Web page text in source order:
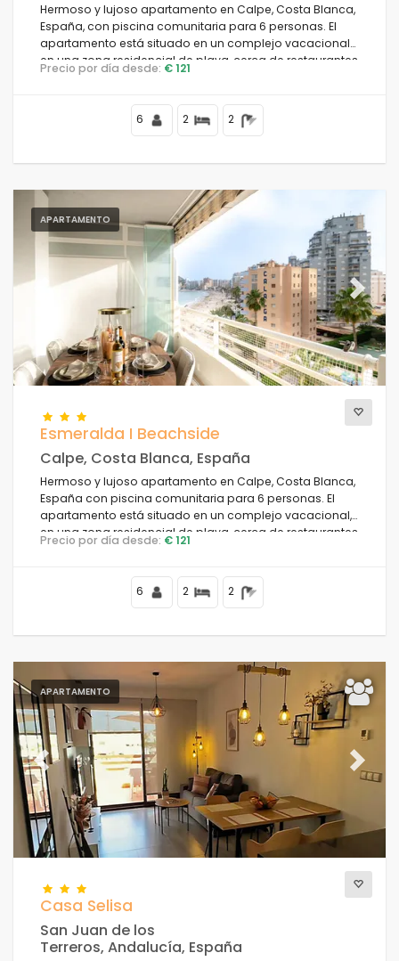
Hermoso y lujoso apartamento en Calpe, Costa Blanca,
España, con piscina comunitaria para 6 personas. El
apartamento está situado en un complejo vacacional
en una zona residencial de playa, cerca de restaurantes
y bares, tiendas y supermercados, a 50 m de la playa
Precio por día desde: € 121
6 2 2
APARTAMENTO
Next
Esmeralda I Beachside
Calpe, Costa Blanca, España
Hermoso y lujoso apartamento en Calpe, Costa Blanca,
España con piscina comunitaria para 6 personas. El
apartamento está situado en un complejo vacacional,
en una zona residencial de playa, cerca de restaurantes
y bares, tiendas y supermercados, a 50 m de la playa
Precio por día desde: € 121
6 2 2
APARTAMENTO
Previous Next
Casa Selisa
San Juan de los
Terreros, Andalucía, España